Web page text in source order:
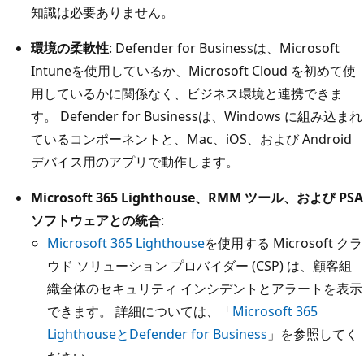
知識は必要ありません。
環境の柔軟性: Defender for Businessは、Microsoft
Intuneを使用しているか、Microsoft Cloud を初めて使
用しているかに関係なく、ビジネス環境と連携できま
す。 Defender for Businessは、Windows に組み込まれ
ているコンポーネントと、Mac、iOS、および Android
デバイス用のアプリで動作します。
Microsoft 365 Lighthouse、RMM ツール、および PSA
ソフトウェアとの統合:
Microsoft 365 Lighthouseを使用する Microsoft クラ
ウド ソリューション プロバイダー (CSP) は、顧客組
織全体のセキュリティ インシデントとアラートを表示
できます。 詳細については、「Microsoft 365
LighthouseとDefender for Business 」を参照してく